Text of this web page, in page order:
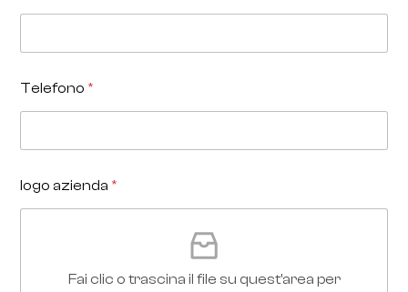
Telefono *
logo azienda *
Fai clic o trascina il file su quest'area per